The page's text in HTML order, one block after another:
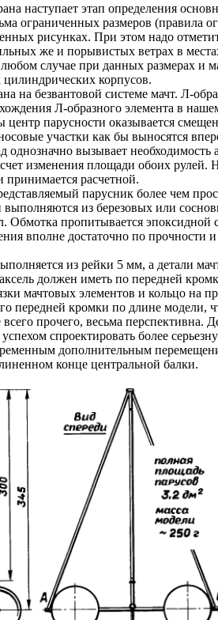
наступает этап определения
ограниченных размеров
рисунках. При этом надо
же и порывистых ветрах в
случае при данных размерах и
корпусов.
безвантовой системе мачт. Л-
Л-образного элемента в
центр парусности оказывается
участки как бы выносятся
вызывает
изменения площади обоих
расчетной.
парусник более чем
из березовых или
пропитывается эпоксидной
вполне достаточно по
из рейки 5 мм, а детали
должен иметь по передней
мачтовых элементов и кольцо на
передней кромки по длине модели,
прочего, весьма перспективна.
спроектировать более
дополнительным
конце центральной балки.